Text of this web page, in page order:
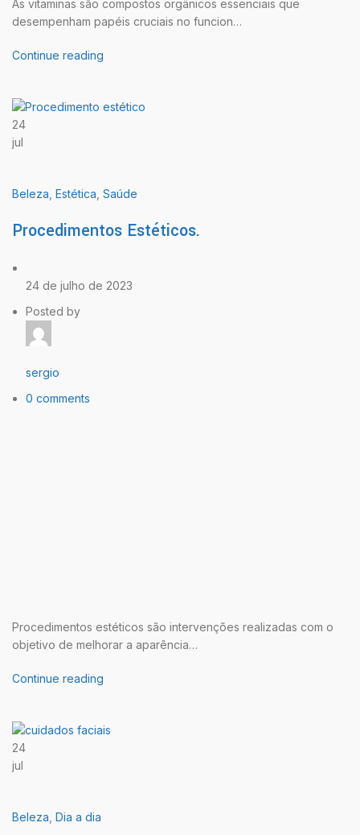
As vitaminas são compostos orgânicos essenciais que
desempenham papéis cruciais no funcion…
Continue reading
24
jul
Beleza Estética Saúde
Procedimentos Estéticos.
24 de julho de 2023
Posted by
sergio
0 comments
Procedimentos estéticos são intervenções realizadas com o
objetivo de melhorar a aparência…
Continue reading
24
jul
Beleza Dia a dia